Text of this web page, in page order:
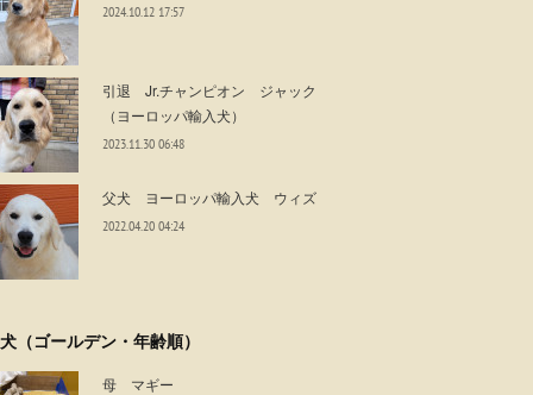
2024.10.12 17:57
引退 Jr.チャンピオン ジャック
（ヨーロッパ輸入犬）
2023.11.30 06:48
父犬 ヨーロッパ輸入犬 ウィズ
2022.04.20 04:24
（ゴールデン・年齢順）
母 マギー